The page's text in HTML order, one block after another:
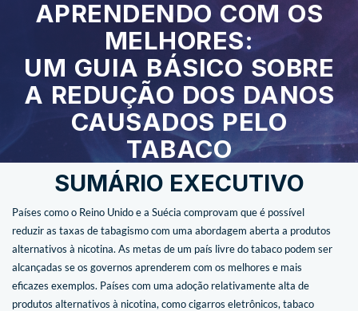
APRENDENDO COM OS
MELHORES:
UM GUIA BÁSICO SOBRE
A REDUÇÃO DOS DANOS
CAUSADOS PELO
TABACO
SUMÁRIO EXECUTIVO
Países como o Reino Unido e a Suécia comprovam que é possível
reduzir as taxas de tabagismo com uma abordagem aberta a produtos
alternativos à nicotina. As metas de um país livre do tabaco podem ser
alcançadas se os governos aprenderem com os melhores e mais
eficazes exemplos. Países com uma adoção relativamente alta de
produtos alternativos à nicotina, como cigarros eletrônicos, tabaco